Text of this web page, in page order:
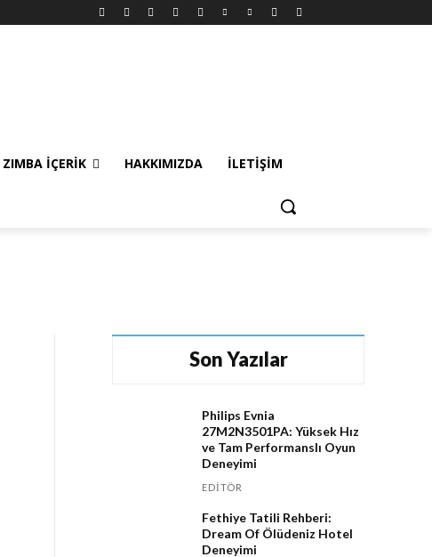
ZIMBA İÇERIK HAKKIMIZDA İLETIŞIM
Son Yazılar
Philips Evnia
27M2N3501PA: Yüksek Hız
ve Tam Performanslı Oyun
Deneyimi
EDITÖR
Fethiye Tatili Rehberi:
Dream Of Ölüdeniz Hotel
Deneyimi